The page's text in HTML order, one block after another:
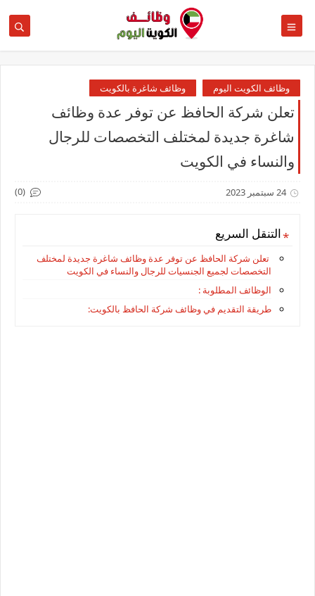
وظائف الكويت اليوم وظائف شاغرة بالكويت
تعلن شركة الحافظ عن توفر عدة وظائف
شاغرة جديدة لمختلف التخصصات للرجال
والنساء في الكويت
24 سبتمبر 2023 (0)
التنقل السريع
تعلن شركة الحافظ عن توفر عدة وظائف شاغرة جديدة لمختلف
التخصصات لجميع الجنسيات للرجال والنساء في الكويت
الوظائف المطلوبة :
طريقة التقديم في وظائف شركة الحافظ بالكويت: